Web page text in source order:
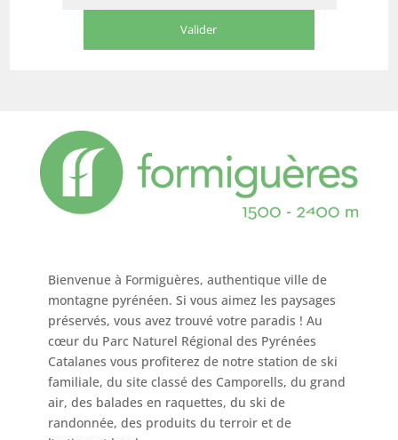
Bienvenue à Formiguères, authentique ville de
montagne pyrénéen. Si vous aimez les paysages
préservés, vous avez trouvé votre paradis ! Au
cœur du Parc Naturel Régional des Pyrénées
Catalanes vous profiterez de notre station de ski
familiale, du site classé des Camporells, du grand
air, des balades en raquettes, du ski de
randonnée, des produits du terroir et de